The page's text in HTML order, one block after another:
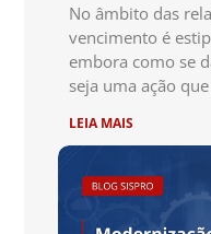
No âmbito das
vencimento é
embora como se
seja uma ação
LEIA MAIS